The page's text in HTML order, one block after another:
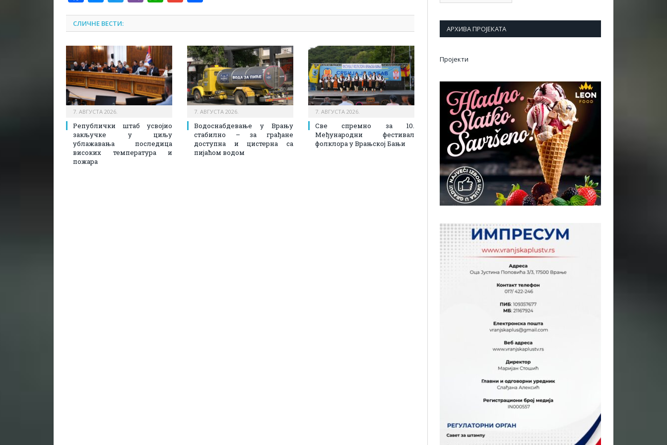
СЛИЧНЕ ВЕСТИ:
7. АВГУСТА 2026.
Републички штаб усвојио
закључке у циљу
ублажавања последица
високих температура и
пожара​
7. АВГУСТА 2026.
Водоснабдевање у Врању
стабилно – за грађане
доступна и цистерна са
пијаћом водом
7. АВГУСТА 2026.
Све спремно за 10.
Међународни фестивал
фолклора у Врањској Бањи
АРХИВА ПРОЈЕКАТА
Пројекти